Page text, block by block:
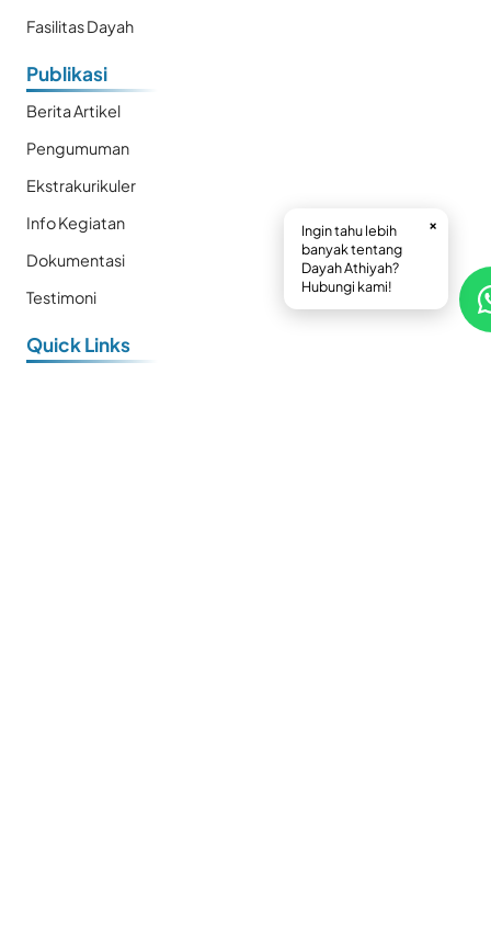
Fasilitas Dayah
Publikasi
Berita Artikel
Pengumuman
Ekstrakurikuler
Info Kegiatan
Dokumentasi
Testimoni
Quick Links
Ingin tahu lebih
banyak tentang
Dayah Athiyah?
Hubungi kami!
×